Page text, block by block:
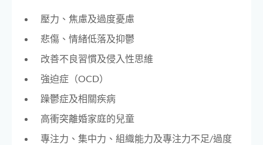
壓力、焦慮及過度憂慮
悲傷、情緒低落及抑鬱
改善不良習慣及侵入性思維
強迫症（OCD）
躁鬱症及相關疾病
高衝突離婚家庭的兒童
專注力、集中力、組織能力及專注力不足/過度